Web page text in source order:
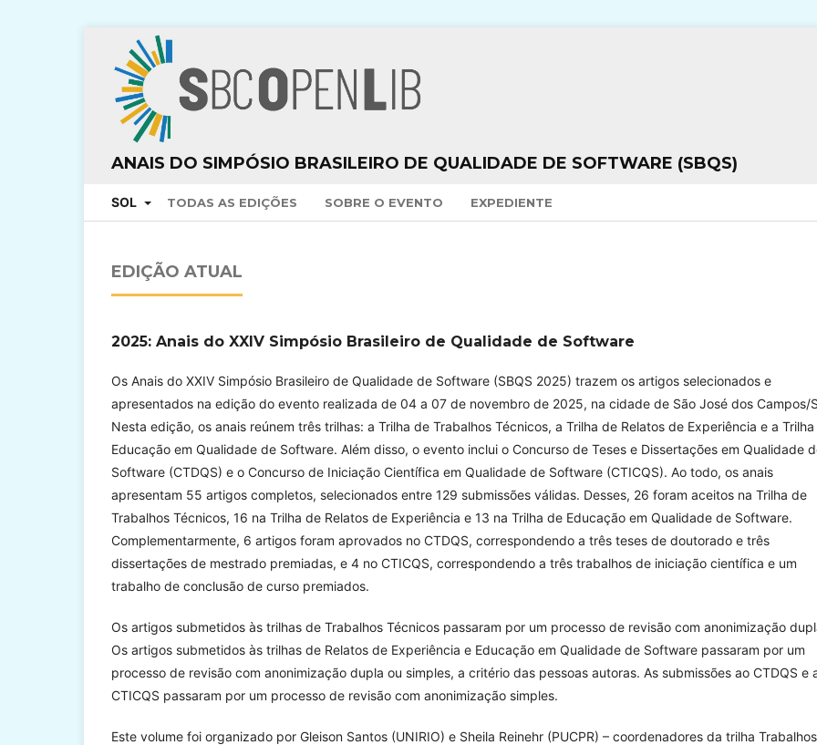
ANAIS DO SIMPÓSIO BRASILEIRO DE QUALIDADE DE SOFTWARE (SBQS)
SOL TODAS AS EDIÇÕES SOBRE O EVENTO EXPEDIENTE
EDIÇÃO ATUAL
2025: Anais do XXIV Simpósio Brasileiro de Qualidade de Software
Os Anais do XXIV Simpósio Brasileiro de Qualidade de Software (SBQS 2025) trazem os artigos selecionados e
apresentados na edição do evento realizada de 04 a 07 de novembro de 2025, na cidade de São José dos Campos/
Nesta edição, os anais reúnem três trilhas: a Trilha de Trabalhos Técnicos, a Trilha de Relatos de Experiência e a
Educação em Qualidade de Software. Além disso, o evento inclui o Concurso de Teses e Dissertações em Qualidade
Software (CTDQS) e o Concurso de Iniciação Científica em Qualidade de Software (CTICQS). Ao todo, os anais
apresentam 55 artigos completos, selecionados entre 129 submissões válidas. Desses, 26 foram aceitos na Trilha de
Trabalhos Técnicos, 16 na Trilha de Relatos de Experiência e 13 na Trilha de Educação em Qualidade de Software.
Complementarmente, 6 artigos foram aprovados no CTDQS, correspondendo a três teses de doutorado e três
dissertações de mestrado premiadas, e 4 no CTICQS, correspondendo a três trabalhos de iniciação científica e um
trabalho de conclusão de curso premiados.
Os artigos submetidos às trilhas de Trabalhos Técnicos passaram por um processo de revisão com anonimização
Os artigos submetidos às trilhas de Relatos de Experiência e Educação em Qualidade de Software passaram por um
processo de revisão com anonimização dupla ou simples, a critério das pessoas autoras. As submissões ao CTDQS e
CTICQS passaram por um processo de revisão com anonimização simples.
Este volume foi organizado por Gleison Santos (UNIRIO) e Sheila Reinehr (PUCPR) – coordenadores da trilha Trabalhos